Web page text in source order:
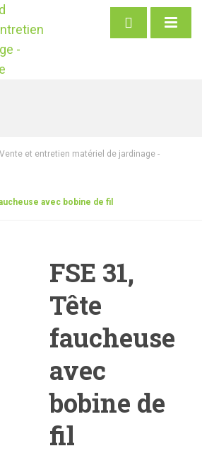
et entretien matériel de jardinage -
avec bobine de fil
FSE 31,
Tête
faucheuse
avec
bobine de
fil